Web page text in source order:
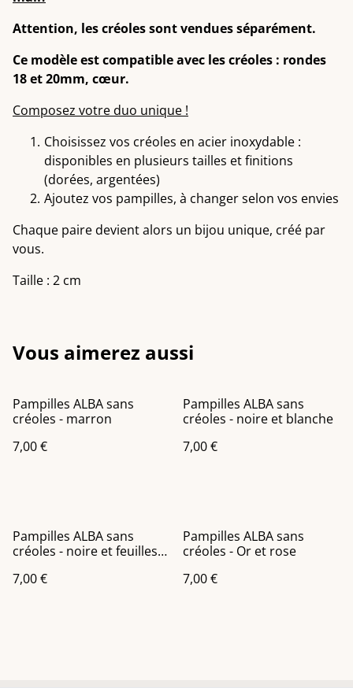
Attention, les créoles sont vendues séparément.
Ce modèle est compatible avec les créoles : rondes
18 et 20mm, cœur.
Composez votre duo unique !
Choisissez vos créoles en acier inoxydable :
disponibles en plusieurs tailles et finitions
(dorées, argentées)
Ajoutez vos pampilles, à changer selon vos envies
Chaque paire devient alors un bijou unique, créé par
vous.
Taille : 2 cm
Vous aimerez aussi
Pampilles ALBA sans
créoles - marron
7,00 €
Pampilles ALBA sans
créoles - noire et blanche
7,00 €
Pampilles ALBA sans
créoles - noire et feuilles
7,00 €
Pampilles ALBA sans
créoles - Or et rose
7,00 €